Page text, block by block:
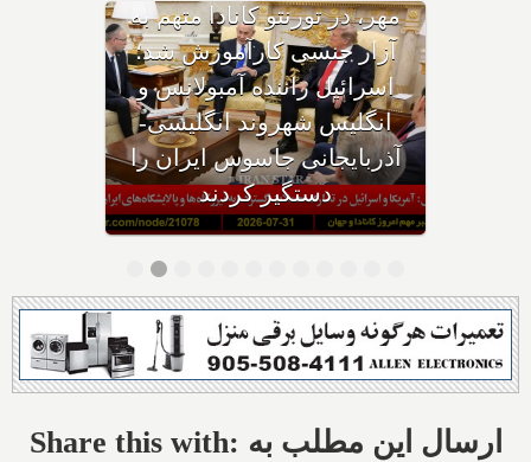
هواپیمای نتانیاهو از فراز کانادا
گذشت؟ ترامپ پس از حمله
ایران به اردن: به شدت به
ایران حمله می‌کنیم؛ حوثی‌ها: از
تنگه باب‌المندب عوارض عبور
می‌گیریم
Share this with: ارسال این مطلب به